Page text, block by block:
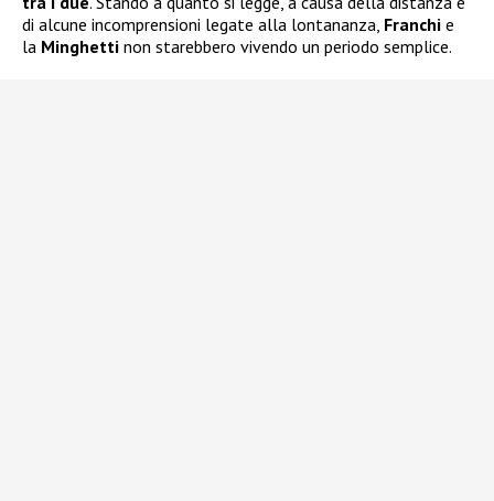
di alcune incomprensioni legate alla lontananza, Franchi e
la Minghetti non starebbero vivendo un periodo semplice.